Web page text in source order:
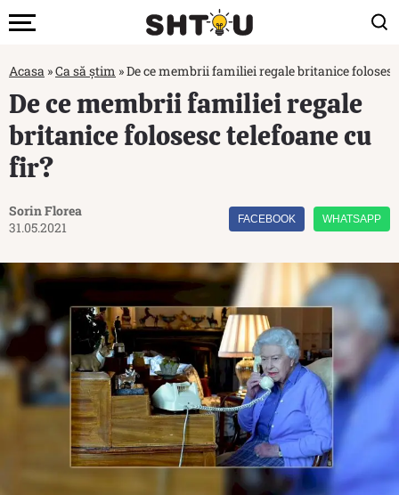
Acasa »Ca să știm »De ce membrii familiei regale britanice
De ce membrii familiei regale
britanice folosesc telefoane cu
fir?
Sorin Florea
31.05.2021
FACEBOOK WHATSAPP